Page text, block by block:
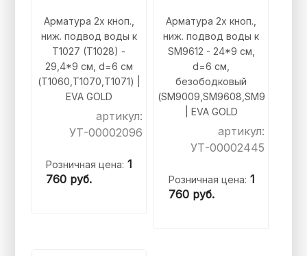
Арматура 2х кноп.,
ниж. подвод воды к
T1027 (T1028) -
29,4*9 см, d=6 см
(T1060,T1070,T1071) |
EVA GOLD
артикул:
УТ-00002096
Розничная цена: 1
760 руб.
Арматура 2х кноп.,
ниж. подвод воды к
SM9612 - 24*9 см,
d=6 см,
безободковый
(SM9009,SM9608,SM9610)
| EVA GOLD
артикул:
УТ-00002445
Розничная цена: 1
760 руб.